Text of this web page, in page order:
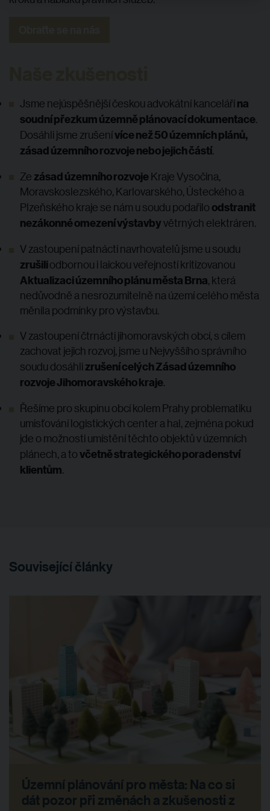
Jsme nejúspěšnější českou advokátní kancelářína
soudní přezkum územně plánovací dokumentace.
Dosáhli jsme zrušenívíce než 50 územních plánů,
zásad územního rozvoje nebo jejich částí.
Ze zásad územního rozvojeKraje Vysočina,
Moravskoslezského, Karlovarského, Ústeckého a
Plzeňského kraje se nám u soudu podařiloodstranit
nezákonné omezení výstavbyvětrných elektráren.
V zastoupení patnácti navrhovatelů jsme u soudu
zrušiliodbornou i laickou veřejností kritizovanou
Aktualizaci územního plánu města Brna, která
nedůvodně a nesrozumitelně na území celého města
měnila podmínky pro výstavbu.
V zastoupení čtrnácti jihomoravských obcí, s cílem
zachovat jejich rozvoj, jsme u Nejvyššího správního
soudu dosáhli zrušení celých Zásad územního
rozvoje Jihomoravského kraje.
Řešíme pro skupinu obcí kolem Prahy problematiku
umisťování logistických center a hal, zejména pokud
jde o možnosti umístění těchto objektů v územních
plánech, a tovčetně strategického poradenství
klientům.
Související články
Územní plánování pro města: Na co si
dát pozor při změnách a zkušenosti z